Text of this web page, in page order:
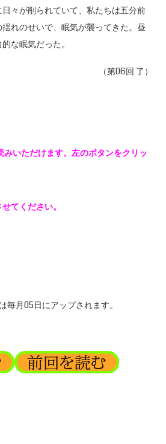
々が削られていて、私たちは五分前
れのせいで、眠気が襲ってきた。昼
な眠気だった。
（第06回 了）
みいただけます。左のボタンをクリッ
てください。
毎月05日にアップされます。